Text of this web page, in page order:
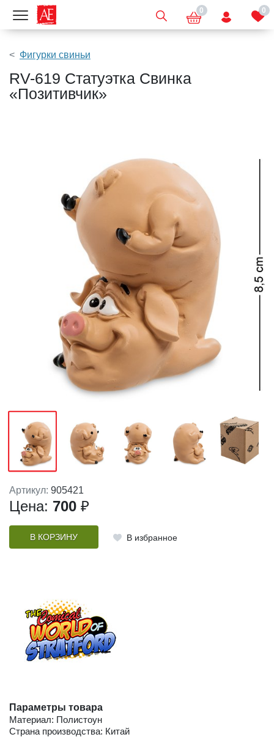
Показать меню 0 0
Фигурки свиньи
RV-619 Статуэтка Свинка
«Позитивчик»
Артикул: 905421
Цена: 700 ₽
В КОРЗИНУ В избранное
Параметры товара
Материал: Полистоун
Страна производства: Китай